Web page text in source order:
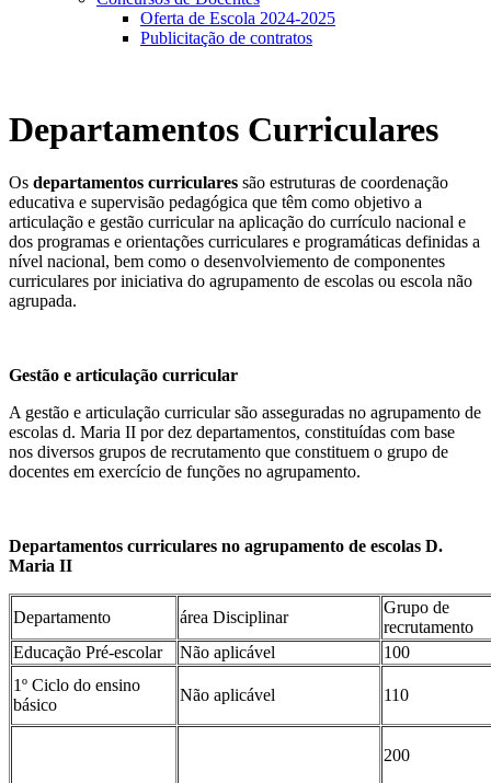
Oferta de Escola 2024-2025
Publicitação de contratos
Departamentos Curriculares
Os departamentos curriculares são estruturas de coordenação
educativa e supervisão pedagógica que têm como objetivo a
articulação e gestão curricular na aplicação do currículo nacional e
dos programas e orientações curriculares e programáticas definidas a
nível nacional, bem como o desenvolviemento de componentes
curriculares por iniciativa do agrupamento de escolas ou escola não
agrupada.
Gestão e articulação curricular
A gestão e articulação curricular são asseguradas no agrupamento de
escolas d. Maria II por dez departamentos, constituídas com base
nos diversos grupos de recrutamento que constituem o grupo de
docentes em exercício de funções no agrupamento.
Departamentos curriculares no agrupamento de escolas D.
Maria II
Departamento área Disciplinar
Grupo de
recrutamento
Educação Pré-escolar
Não aplicável
100
1º Ciclo do ensino
básico
Não aplicável 110
200